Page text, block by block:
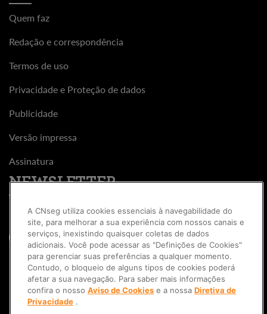
Quem faz
Redação e correspondência
Termos de uso
Privacidade e Proteção de dados
Publicidade
Versão impressa
Assinatura
NEWSLETTER
A CNseg utiliza cookies essenciais à navegabilidade do
site, para melhorar a sua experiência com nossos canais e
serviços, inexistindo quaisquer coletas de dados
adicionais. Você pode acessar as "Definições de Cookies"
para gerenciar suas preferências a qualquer momento.
Contudo, o bloqueio de alguns tipos de cookies poderá
afetar a sua navegação. Para saber mais informações
confira o nosso Aviso de Cookies e a nossa Diretiva de
Privacidade .